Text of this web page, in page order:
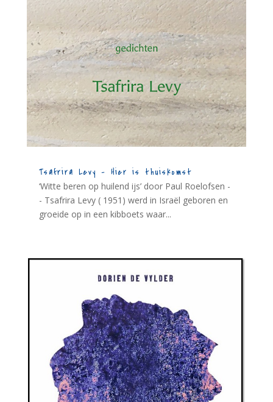
Tsafrira Levy – Hier is thuiskomst
‘Witte beren op huilend ijs’ door Paul Roelofsen -
- Tsafrira Levy ( 1951) werd in Israël geboren en
groeide op in een kibboets waar...